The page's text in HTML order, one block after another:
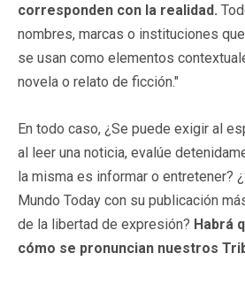
corresponden con la realidad.
nombres, marcas o instituciones
se usan como elementos
novela o relato de ficción."
En todo caso, ¿Se puede exigir al
al leer una noticia, evalúe
la misma es informar o entretener?
Mundo Today con su publicación
de la libertad de expresión? Habrá
cómo se pronuncian nuestros